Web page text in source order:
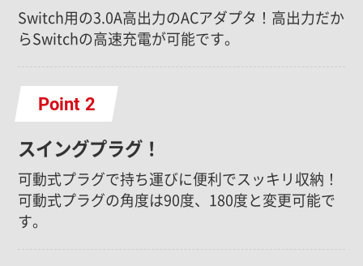
Switch用の3.0A高出力のACアダプタ！高出力だか
らSwitchの高速充電が可能です。
Point
スイングプラグ！
可動式プラグで持ち運びに便利でスッキリ収納！
可動式プラグの角度は90度、180度と変更可能で
す。